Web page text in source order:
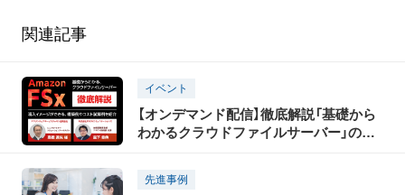
関連記事
イベント
【オンデマンド配信】徹底解説「基礎から
わかるクラウドファイルサーバー」のご
先進事例